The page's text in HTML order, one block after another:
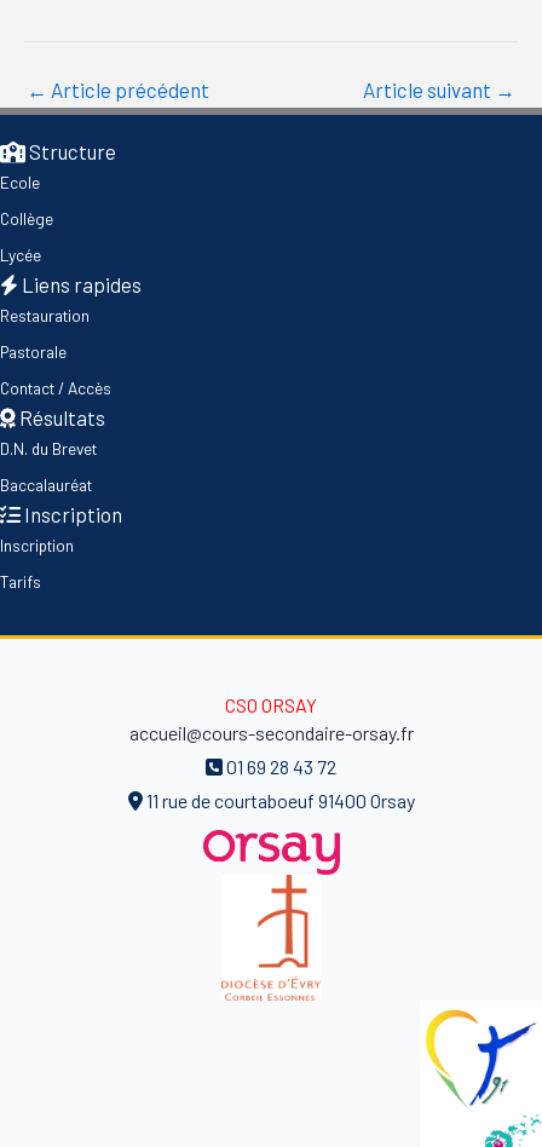
← Article précédent Article suivant →
Structure
Ecole
Collège
Lycée
Liens rapides
Restauration
Pastorale
Contact / Accès
Résultats
D.N. du Brevet
Baccalauréat
Inscription
Inscription
Tarifs
CSO ORSAY
accueil@cours-secondaire-orsay.fr
01 69 28 43 72
11 rue de courtaboeuf 91400 Orsay